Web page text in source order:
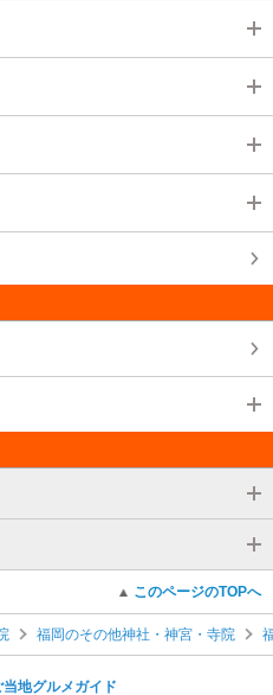
このページのTOPへ
福岡のその他神社・神宮・寺院
当地グルメガイド